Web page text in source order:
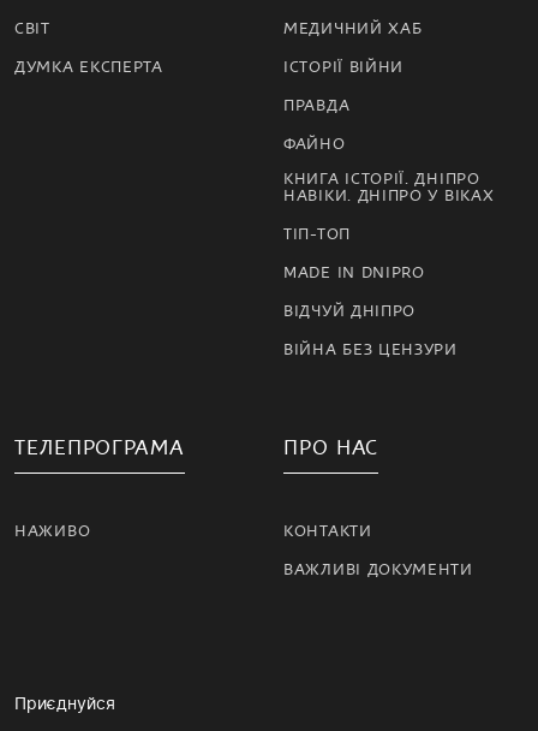
СВІТ
ДУМКА ЕКСПЕРТА
МЕДИЧНИЙ ХАБ
ІСТОРІЇ ВІЙНИ
ПРАВДА
ФАЙНО
КНИГА ІСТОРІЇ. ДНІПРО
НАВІКИ. ДНІПРО У ВІКАХ
ТІП-ТОП
MADE IN DNIPRO
ВІДЧУЙ ДНІПРО
ВІЙНА БЕЗ ЦЕНЗУРИ
ТЕЛЕПРОГРАМА
НАЖИВО
ПРО НАС
КОНТАКТИ
ВАЖЛИВІ ДОКУМЕНТИ
Приєднуйся